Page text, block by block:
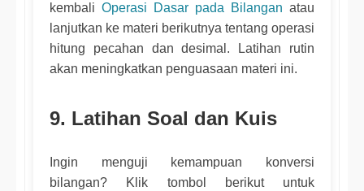
kembali Operasi Dasar pada Bilangan atau
lanjutkan ke materi berikutnya tentang operasi
hitung pecahan dan desimal. Latihan rutin
akan meningkatkan penguasaan materi ini.
9. Latihan Soal dan Kuis
Ingin menguji kemampuan konversi
bilangan? Klik tombol berikut untuk